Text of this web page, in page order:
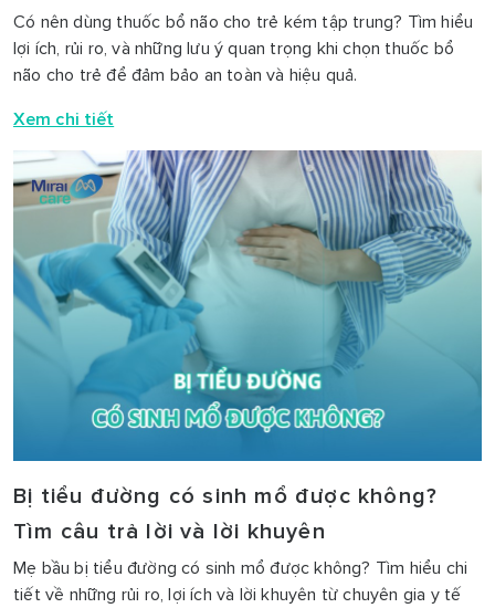
Có nên dùng thuốc bổ não cho trẻ kém tập trung? Tìm hiểu
lợi ích, rủi ro, và những lưu ý quan trọng khi chọn thuốc bổ
não cho trẻ để đảm bảo an toàn và hiệu quả.
Xem chi tiết
Bị tiểu đường có sinh mổ được không?
Tìm câu trả lời và lời khuyên
Mẹ bầu bị tiểu đường có sinh mổ được không? Tìm hiểu chi
tiết về những rủi ro, lợi ích và lời khuyên từ chuyên gia y tế